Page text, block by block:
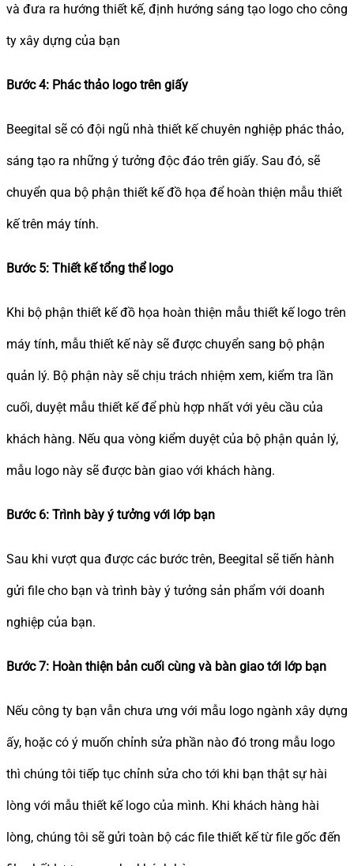
và đưa ra hướng thiết kế, định hướng sáng tạo logo cho công
ty xây dựng của bạn
Bước 4: Phác thảo logo trên giấy
Beegital sẽ có đội ngũ nhà thiết kế chuyên nghiệp phác thảo,
sáng tạo ra những ý tưởng độc đáo trên giấy. Sau đó, sẽ
chuyển qua bộ phận thiết kế đồ họa để hoàn thiện mẫu thiết
kế trên máy tính.
Bước 5: Thiết kế tổng thể logo
Khi bộ phận thiết kế đồ họa hoàn thiện mẫu thiết kế logo trên
máy tính, mẫu thiết kế này sẽ được chuyển sang bộ phận
quản lý. Bộ phận này sẽ chịu trách nhiệm xem, kiểm tra lần
cuối, duyệt mẫu thiết kế để phù hợp nhất với yêu cầu của
khách hàng. Nếu qua vòng kiểm duyệt của bộ phận quản lý,
mẫu logo này sẽ được bàn giao với khách hàng.
Bước 6: Trình bày ý tưởng với lớp bạn
Sau khi vượt qua được các bước trên, Beegital sẽ tiến hành
gửi file cho bạn và trình bày ý tưởng sản phẩm với doanh
nghiệp của bạn.
Bước 7: Hoàn thiện bản cuối cùng và bàn giao tới lớp bạn
Nếu công ty bạn vẫn chưa ưng với mẫu logo ngành xây dựng
ấy, hoặc có ý muốn chỉnh sửa phần nào đó trong mẫu logo
thì chúng tôi tiếp tục chỉnh sửa cho tới khi bạn thật sự hài
lòng với mẫu thiết kế logo của mình. Khi khách hàng hài
lòng, chúng tôi sẽ gửi toàn bộ các file thiết kế từ file gốc đến